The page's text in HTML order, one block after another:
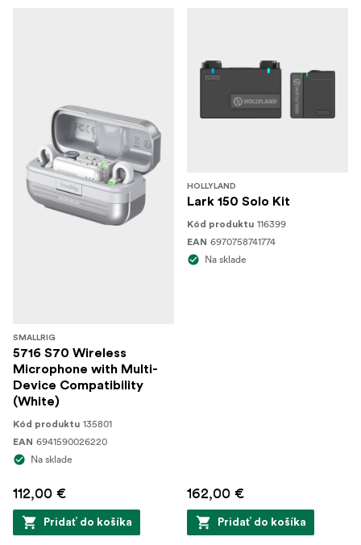
SMALLRIG
5716 S70 Wireless
Microphone with Multi-
Device Compatibility
(White)
Kód produktu 135801
EAN 6941590026220
Na sklade
112,00 €
Pridať do košíka
HOLLYLAND
Lark 150 Solo Kit
Kód produktu 116399
EAN 6970758741774
Na sklade
162,00 €
Pridať do košíka